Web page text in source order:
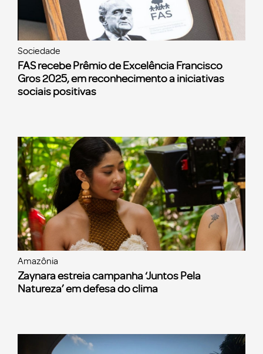
Sociedade
FAS recebe Prêmio de Excelência Francisco
Gros 2025, em reconhecimento a iniciativas
sociais positivas
Amazônia
Zaynara estreia campanha ‘Juntos Pela
Natureza’ em defesa do clima